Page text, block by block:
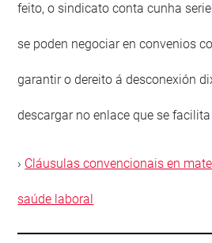
feito, o sindicato conta cunha
se poden negociar en convenios
garantir o dereito á desconexión
descargar no enlace que se
› Cláusulas convencionais en
saúde laboral